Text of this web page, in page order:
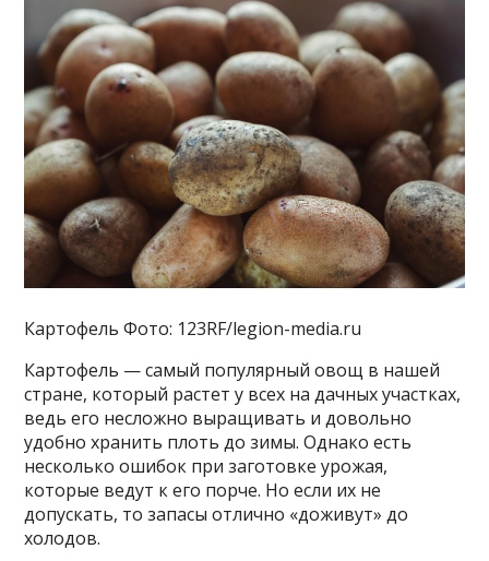
Картофель Фото: 123RF/legion-media.ru
Картофель — самый популярный овощ в нашей
стране, который растет у всех на дачных участках,
ведь его несложно выращивать и довольно
удобно хранить плоть до зимы. Однако есть
несколько ошибок при заготовке урожая,
которые ведут к его порче. Но если их не
допускать, то запасы отлично «доживут» до
холодов.